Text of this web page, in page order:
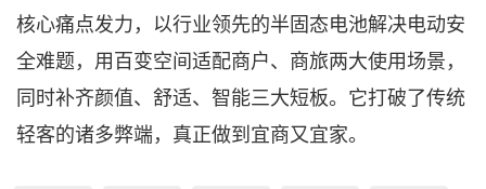
核心痛点发力，以行业领先的半固态电池解决电动安
全难题，用百变空间适配商户、商旅两大使用场景，
同时补齐颜值、舒适、智能三大短板。它打破了传统
轻客的诸多弊端，真正做到宜商又宜家。